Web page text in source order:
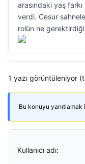
arasındaki yaş
verdi. Cesur
rolün ne
1 yazı görüntüleniyor
Bu konuyu yanıtlamak
Kullanıcı adı: